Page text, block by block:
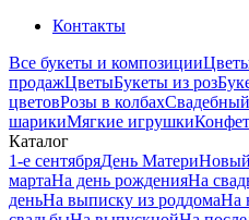
Контакты
Все букеты и композиции
продажЦветыБукеты из роз
цветовРозы в колбах
шарикиМягкие игрушки
Каталог
1-е сентябряДень Матери
мартаНа день рожденияНа
деньНа выписку из роддомаНа